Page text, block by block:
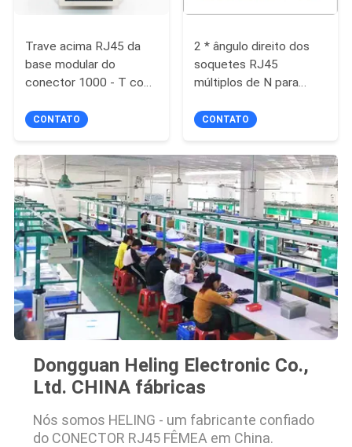
Trave acima RJ45 da
base modular do
conector 1000 - T com
emissor de luz/IEM
CONTATO
2 * ângulo direito dos
soquetes RJ45
múltiplos de N para
dados e do sinal
CONTATO
Dongguan Heling Electronic Co.,
Ltd. CHINA fábricas
Nós somos HELING - um fabricante confiado
do CONECTOR RJ45 FÊMEA em China.